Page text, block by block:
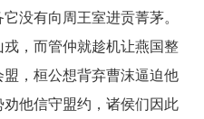
没有向周王室进贡菁茅。
，而管仲就趁机让燕国整
，桓公想背弃曹沫逼迫他
他信守盟约，诸侯们因此